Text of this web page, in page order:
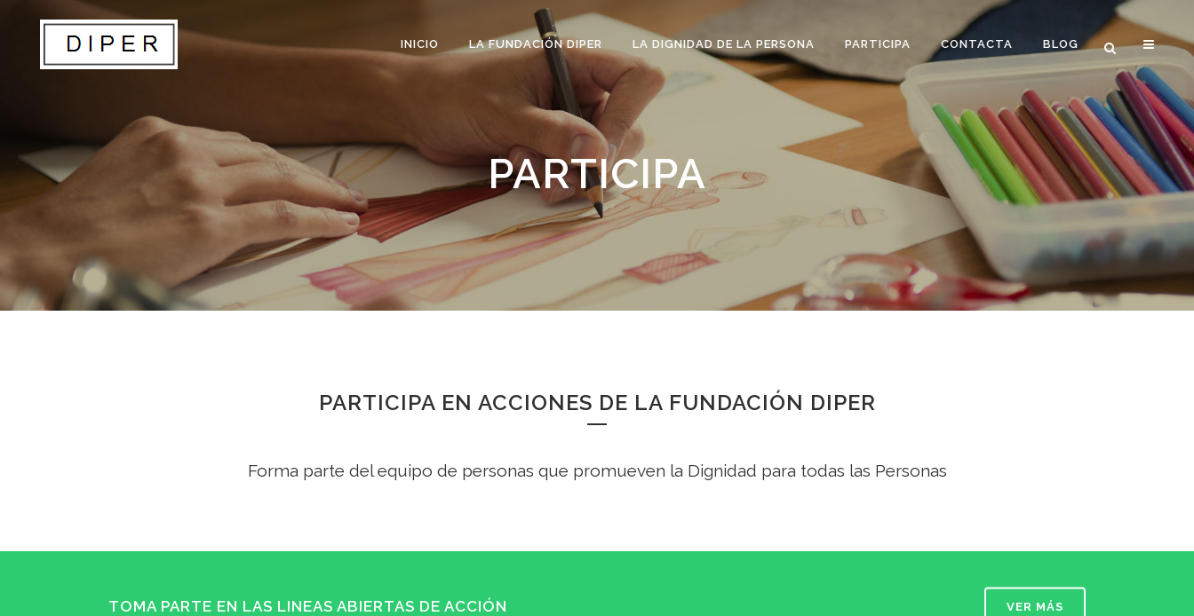
INICIO LA FUNDACIÓN DIPER LA DIGNIDAD DE LA PERSONA PARTICIPA CONTACTA BLOG
PARTICIPA
PARTICIPA EN ACCIONES DE LA FUNDACIÓN DIPER
Forma parte del equipo de personas que promueven la Dignidad para todas las Personas
TOMA PARTE EN LAS LINEAS ABIERTAS DE ACCIÓN VER MÁS